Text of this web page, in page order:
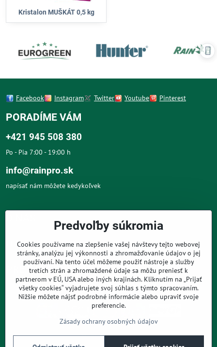
Kristalon MUŠKÁT 0,5 kg
Facebook Instagram Twitter Youtube Pinterest
PORADÍME VÁM
+421 945 508 380
Po - Pia 7:00 - 19:00 h
info@rainpro.sk
napísať nám môžete kedykoľvek
O NÁKUPE
PRE ZÁKAZNÍKOV
©2026Copyright
Predvoľby súkromia
Cookies používame na zlepšenie vašej návštevy tejto webovej
stránky, analýzu jej výkonnosti a zhromažďovanie údajov o jej
používaní. Na tento účel môžeme použiť nástroje a služby
tretích strán a zhromaždené údaje sa môžu preniesť k
partnerom v EÚ, USA alebo iných krajinách. Kliknutím na „Prijať
všetky cookies“ vyjadrujete svoj súhlas s týmto spracovaním.
Nižšie môžete nájsť podrobné informácie alebo upraviť svoje
preferencie.
Zásady ochrany osobných údajov